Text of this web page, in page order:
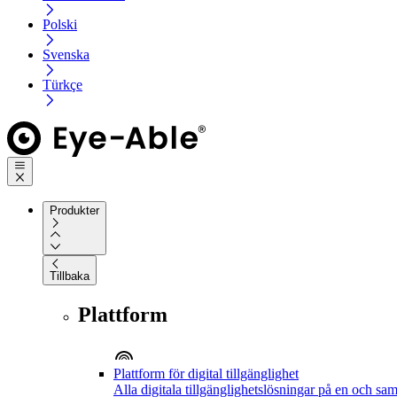
Polski
Svenska
Türkçe
Produkter
Tillbaka
Plattform
Plattform för digital tillgänglighet
Alla digitala tillgänglighetslösningar på en och